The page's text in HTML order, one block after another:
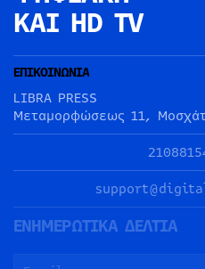
ΚΑΙ HD TV
ΕΠΙΚΟΙΝΩΝΙΑ
LIBRA PRESS
Μεταμορφώσεως 11,
ΕΝΗΜΕΡΩΤΙΚΑ ΔΕΛΤΙΑ